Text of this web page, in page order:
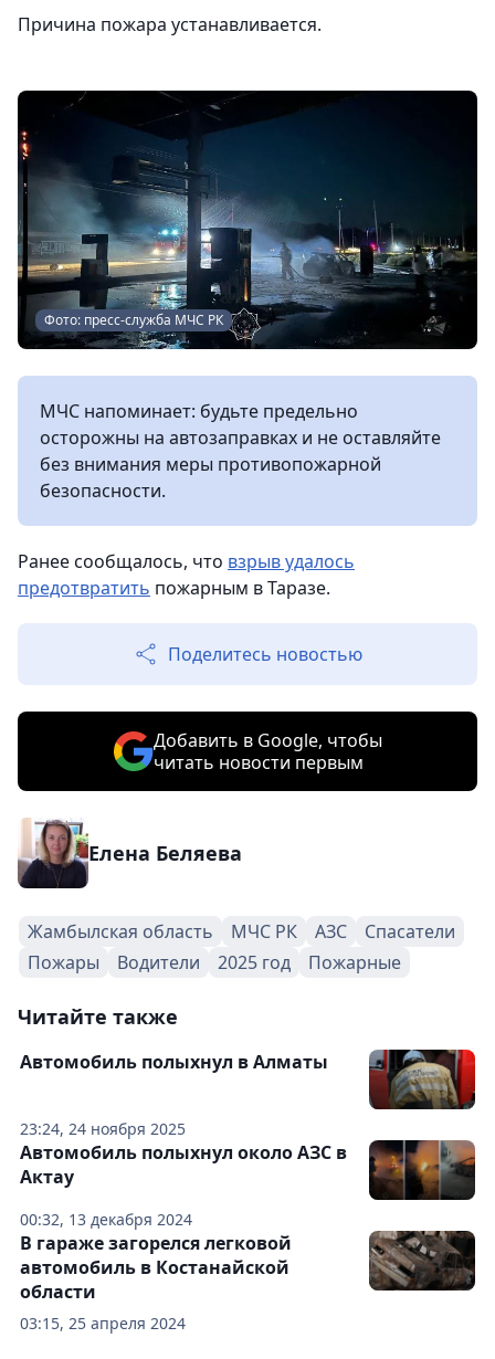
Причина пожара устанавливается.
Фото: пресс-служба МЧС РК
МЧС напоминает: будьте предельно
осторожны на автозаправках и не оставляйте
без внимания меры противопожарной
безопасности.
Ранее сообщалось, что взрыв удалось
предотвратить пожарным в Таразе.
Поделитесь новостью
Добавить в Google, чтобы
читать новости первым
Елена Беляева
Жамбылская область МЧС РК АЗС
Спасатели
Пожары
Водители 2025 год Пожарные
Читайте также
23:24, 24 ноября 2025
Автомобиль полыхнул в Алматы
00:32, 13 декабря 2024
Автомобиль полыхнул около АЗС в
Актау
03:15, 25 апреля 2024
В гараже загорелся легковой
автомобиль в Костанайской
области